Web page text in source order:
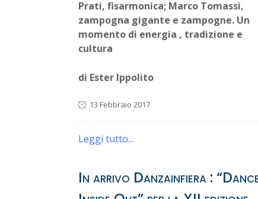
Prati, fisarmonica; Marco Tomassi,
zampogna gigante e zampogne. Un
momento di energia , tradizione e
cultura
di Ester Ippolito
13 Febbraio 2017
Leggi tutto...
In arrivo Danzainfiera :